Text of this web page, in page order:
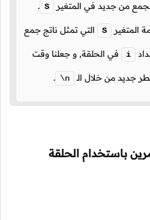
من جديد في المتغير S
.
المتغير S التي تمثل ناتج جمع
i في الحلقة, و جعلنا وقت
جديد من خلال الـ \n
.
باستخدام الحلقة